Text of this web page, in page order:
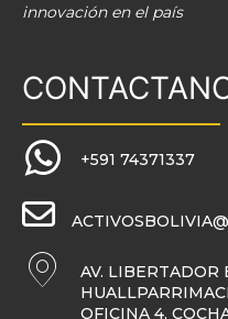
innovación en el país
+591 74371337
AV. LIBERTADOR
OFICINA 4,